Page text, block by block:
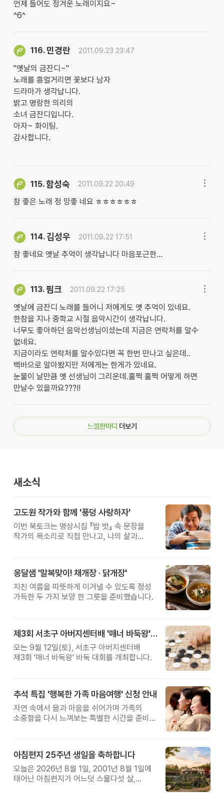
언제 들어도 정겨운 노래이지요~
^6^
116. 민경란 2011.09.23 23:47
"옛날의 금잔디~"
노래를 흥얼거리면 꽃보다 남자
드라마가 생각납니다.
밝고 명랑한 의리의
소녀 금잔디입니다.
아자~ 화이팅.
감사합니다.
115.함성숙 2011.09.22 20:49
참 좋은 노래 정 망좋 네요 ㅎㅎㅎㅎㅎㅎ
114.김성우 2011.09.22 17:51
참 좋네요 옛날 추억이 생각납니다 마음포근한...
113. 핌크 2011.09.22 17:25
옛날에 금잔디 노래를 들어니 저에게도 옛 추억이 있네요.
한참을 지나 중학교 시절 음악시간이 생각납니다.
너무도 좋아하던 음악선생님이셨는데 지금은 연락처를 알수
없네요.
지금이라도 연락처를 알수있다면 꼭 한번 만나고 싶은데..
백바으로 알아봤지만 저에게는 한게가 있네요.
눈물이 날만큼 옛 선생님이 그리운데.훌쩍 훌쩍 어떻게 하면
만날수 있을까요???!!
느낌한마디 더보기
새소식
고도원 작가와 함께 '풍덩 사랑하자'
이번 북토크는 명상시집 『밥 벗』 속 문장을
작가의 목소리로 직접 만나고, 나의 삶과
옹달샘 '말복맞이! 채개장 · 닭개장'
지친 여름을 따뜻하게 이겨낼 수 있도록 정성
가득한 두 가지 보양 한 그릇을 준비했습니다.
제3회 서초구 아버지센터배 '매너 바둑왕' 대회
오는 9월 12일(토), 서초구 아버지센터배
제3회 '매너 바둑왕' 바둑 대회를 개최합니다.
추석 특집 '행복한 가족 마음여행' 신청 안내
자연 속에서 몸과 마음을 쉬어가며 가족의
소중함을 다시 느껴보는 특별한 시간을 준비해
아침편지 25주년 생일을 축하합니다
오늘은 2026년 8월 1일, 2001년 8월 1일에
태어난 아침편지가 어느덧 스물다섯 살,